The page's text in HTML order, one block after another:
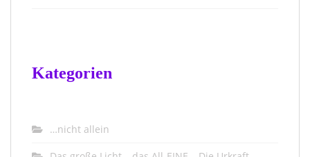
Kategorien
…nicht allein